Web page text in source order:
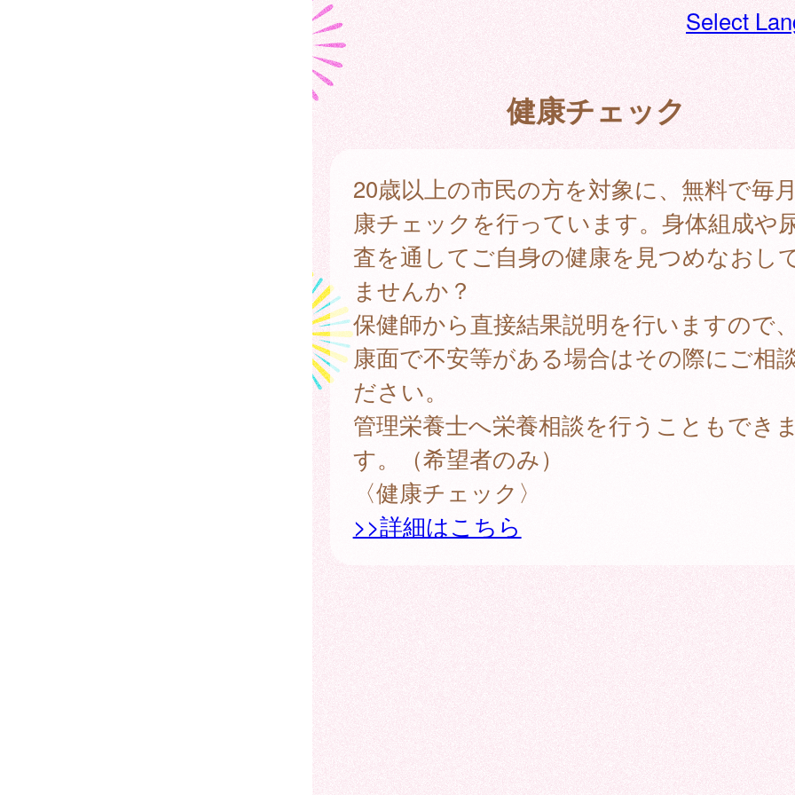
Select
健康チェック
20歳以上の市民の方を対象に、無料で毎
康チェックを行っています。身体組成や
査を通してご自身の健康を見つめなおし
ませんか？
保健師から直接結果説明を行いますので
康面で不安等がある場合はその際にご相
ださい。
管理栄養士へ栄養相談を行うこともでき
す。（希望者のみ）
〈健康チェック〉
>>詳細はこちら